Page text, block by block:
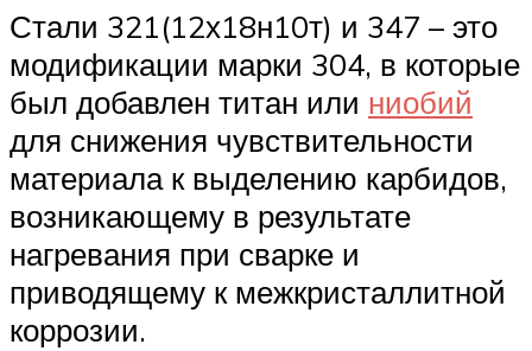
Стали 321(12х18н10т) и 347 – это
модификации марки 304, в которые
был добавлен титан или ниобий
для снижения чувствительности
материала к выделению карбидов,
возникающему в результате
нагревания при сварке и
приводящему к межкристаллитной
коррозии.